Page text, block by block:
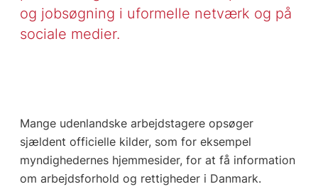
og jobsøgning i uformelle netværk og på
sociale medier.
Mange udenlandske arbejdstagere opsøger
sjældent officielle kilder, som for eksempel
myndighedernes hjemmesider, for at få information
om arbejdsforhold og rettigheder i Danmark.